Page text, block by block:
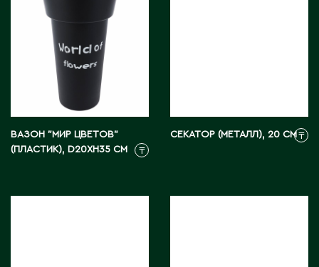
ВАЗОН "МИР ЦВЕТОВ"
(ПЛАСТИК), D20XH35 СМ
₸
СЕКАТОР (МЕТАЛЛ), 20 СМ ₸